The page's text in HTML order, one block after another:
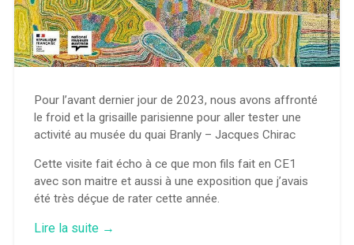
Pour l’avant dernier jour de 2023, nous avons affronté
le froid et la grisaille parisienne pour aller tester une
activité au musée du quai Branly – Jacques Chirac
Cette visite fait écho à ce que mon fils fait en CE1
avec son maitre et aussi à une exposition que j’avais
été très déçue de rater cette année.
Lire la suite « Atelier
→